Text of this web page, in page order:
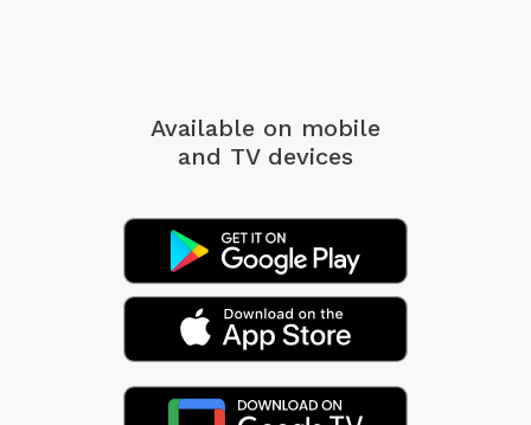
Available on mobile
and TV devices